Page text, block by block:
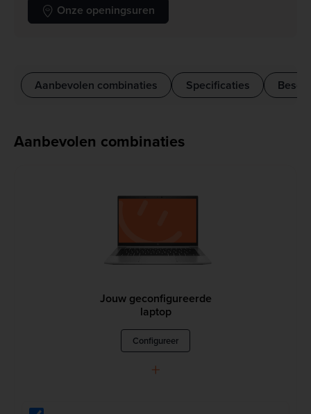
Onze openingsuren
Aanbevolen combinaties Specificaties
Aanbevolen combinaties
Jouw geconfigureerde
laptop
Configureer
+